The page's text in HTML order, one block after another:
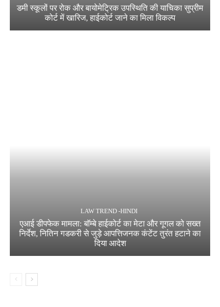
डमी स्कूलों पर रोक और बायोमेट्रिक उपस्थिति की याचिका सुप्रीम
कोर्ट में खारिज, हाईकोर्ट जाने का मिला विकल्प
LAW TREND -HINDI
एआई डीपफेक मामला: बॉम्बे हाईकोर्ट का मेटा और गूगल को सख्त
निर्देश, नितिन गडकरी से जुड़े आपत्तिजनक कंटेंट तुरंत हटाने का
दिया आदेश